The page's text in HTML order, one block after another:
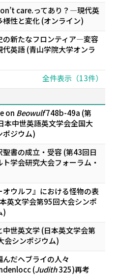
care.ってあり？—現代英
様性と変化 (オンライン)
の新たなフロンティア—変容
代英語 (青山学院大学オンラ
全件表示（13件）
on Beowulf748b-49a (第
本中世英語英文学会全国大
ポジウム)
聖書の成立・受容 (第43回日
ト学会研究大会フォーラム・
オウルフ』における怪物の表
英文学会第95回大会シンポ
)
中世英文学 (日本英文学会第
会シンポジウム)
んだヘブライの人々
(Judith325)再考